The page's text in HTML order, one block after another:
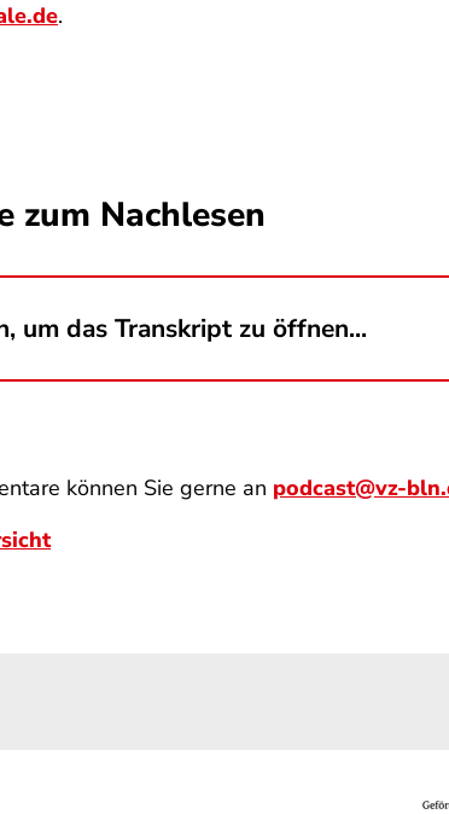
.
zum Nachlesen
um das Transkript zu öffnen...
können Sie gerne an podcast@vz-